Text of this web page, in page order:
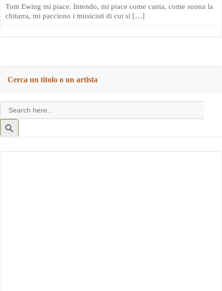
Tom Ewing mi piace. Intendo, mi piace come canta, come suona la
chitarra, mi pacciono i musicisti di cui si […]
Cerca un titolo o un artista
Search
for:
Search
Button